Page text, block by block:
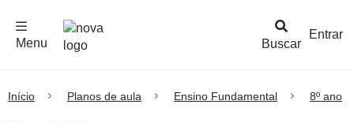
Buscar
Menu
Entrar
Início Planos de aula Ensino Fundamental 8º ano